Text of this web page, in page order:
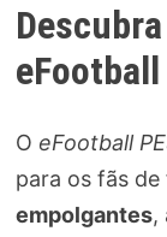
eFootball
O eFootball
para os fãs
empolgantes,